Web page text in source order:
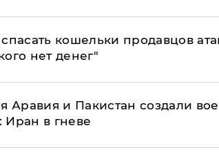
кошельки продавцов
нет денег"
Аравия и Пакистан создали
в гневе